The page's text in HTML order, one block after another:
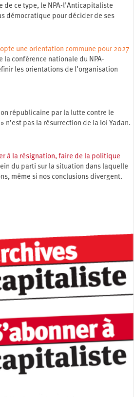
de ce type, le NPA-l’Anticapitaliste
démocratique pour décider de ses
une orientation commune pour 2027
la conférence nationale du NPA-
les orientations de l’organisation
républicaine par la lutte contre le
n’est pas la résurrection de la loi Yadan.
à la résignation, faire de la politique
du parti sur la situation dans laquelle
même si nos conclusions divergent.